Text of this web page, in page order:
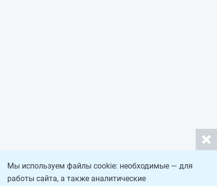
Мы используем файлы cookie: необходимые — для
работы сайта, а также аналитические